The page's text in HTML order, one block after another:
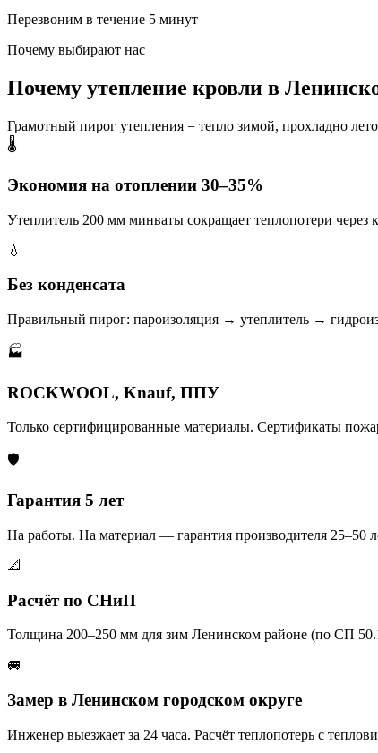
Перезвоним в течение 5 минут
Почему выбирают нас
Почему утепление кровли в
Грамотный пирог утепления = тепло зимой, прохладно
🌡️
Экономия на отоплении 30–35%
Утеплитель 200 мм минваты сокращает теплопотери через
💧
Без конденсата
Правильный пирог: пароизоляция → утеплитель →
🏭
ROCKWOOL, Knauf, ППУ
Только сертифицированные материалы. Сертификаты
🛡️
Гарантия 5 лет
На работы. На материал — гарантия производителя 25–50
📐
Расчёт по СНиП
Толщина 200–250 мм для зим Ленинском районе (по СП
🚐
Замер в Ленинском городском округе
Инженер выезжает за 24 часа. Расчёт теплопотерь с